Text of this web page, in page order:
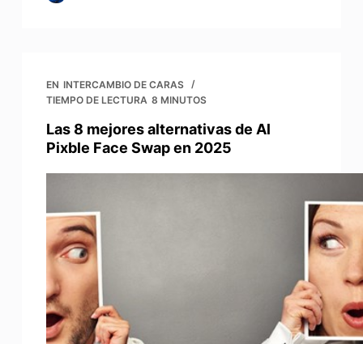
EN INTERCAMBIO DE CARAS
TIEMPO DE LECTURA 8 MINUTOS
Las 8 mejores alternativas de Al
Pixble Face Swap en 2025